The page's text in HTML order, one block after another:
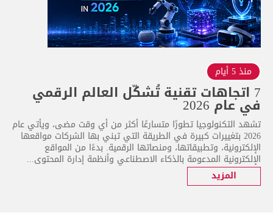
منذ 5 أيام
7 اتجاهات تقنية تُشكّل العالم الرقمي
في عام 2026
تشهد التكنولوجيا تطورًا متسارعًا أكثر من أي وقت مضى، ويأتي عام
2026 بتغييرات كبيرة في الطريقة التي تبني بها الشركات مواقعها
الإلكترونية، وتطبيقاتها، ومنصاتها الرقمية. بدءًا من المواقع
الإلكترونية المدعومة بالذكاء الاصطناعي وأنظمة إدارة المحتوى...
المزيد